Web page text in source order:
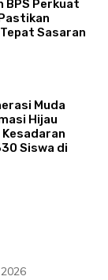
BPS Perkuat
Sasaran
Muda
Hijau
Kesadaran
Siswa di